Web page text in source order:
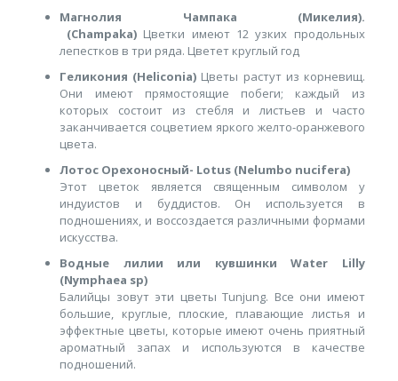
Магнолия Чампака (Микелия).
(Сhampaka) Цветки имеют 12 узких продольных
лепестков в три ряда. Цветет круглый год
Геликония (Heliconia) Цветы растут из корневищ.
Они имеют прямостоящие побеги; каждый из
которых состоит из стебля и листьев и часто
заканчивается соцветием яркого желто-оранжевого
цвета.
Лотос Орехоносный- Lotus (Nelumbo nucifera)
Этот цветок является священным символом у
индуистов и буддистов. Он используется в
подношениях, и воссоздается различными формами
искусства.
Водные лилии или кувшинки Water Lilly
(Nymphaea sp)
Балийцы зовут эти цветы Tunjung. Все они имеют
большие, круглые, плоские, плавающие листья и
эффектные цветы, которые имеют очень приятный
ароматный запах и используются в качестве
подношений.